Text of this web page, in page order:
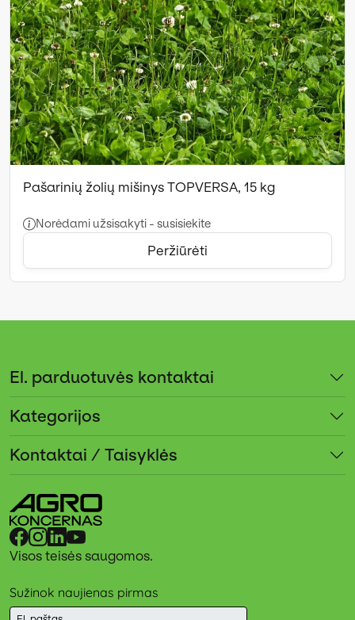
Pašarinių žolių mišinys TOPVERSA, 15 kg
Norėdami užsisakyti - susisiekite
Peržiūrėti
El. parduotuvės kontaktai
Kategorijos
Kontaktai / Taisyklės
Visos teisės saugomos.
Sužinok naujienas pirmas